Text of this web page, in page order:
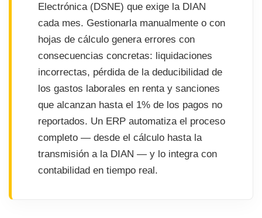
Electrónica (DSNE) que exige la DIAN
cada mes. Gestionarla manualmente o con
hojas de cálculo genera errores con
consecuencias concretas: liquidaciones
incorrectas, pérdida de la deducibilidad de
los gastos laborales en renta y sanciones
que alcanzan hasta el 1% de los pagos no
reportados. Un ERP automatiza el proceso
completo — desde el cálculo hasta la
transmisión a la DIAN — y lo integra con
contabilidad en tiempo real.